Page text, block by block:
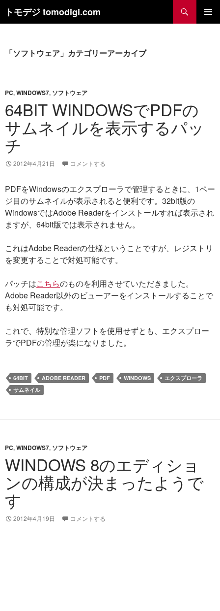
キ
プ
トモデジ tomodigi.com
検
索
「ソフトウェア」カテゴリーアーカイブ
PC,WINDOWS7, ソフトウェア
64BIT WINDOWSでPDFの
サムネイルを表示するパッ
チ
2012年4月21日 コメントする
PDFをWindowsのエクスプローラで管理するときに、1ペー
ジ目のサムネイルが表示されると便利です。32bit版の
WindowsではAdobe Readerをインストールすれば表示され
ますが、64bit版では表示されません。
これはAdobe Readerの仕様ということですが、レジストリ
を変更することで対処可能です。
パッチはこちらのものを利用させていただきました。
Adobe Reader以外のビューアーをインストールすることで
も対処可能です。
これで、特別な管理ソフトを使用せずとも、エクスプロー
ラでPDFの管理が楽になりました。
64BIT ADOBE READER PDF WINDOWS
エクスプローラ
サムネイル
PC,WINDOWS7, ソフトウェア
WINDOWS 8のエディショ
ンの構成が決まったようで
す
2012年4月19日 コメントする